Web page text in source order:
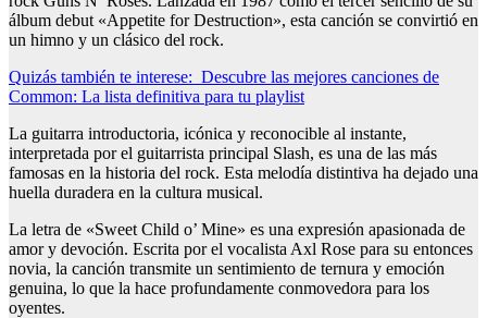
álbum debut «Appetite for Destruction», esta canción se convirtió en
un himno y un clásico del rock.
Quizás también te interese: Descubre las mejores canciones de
Common: La lista definitiva para tu playlist
La guitarra introductoria, icónica y reconocible al instante,
interpretada por el guitarrista principal Slash, es una de las más
famosas en la historia del rock. Esta melodía distintiva ha dejado una
huella duradera en la cultura musical.
La letra de «Sweet Child o’ Mine» es una expresión apasionada de
amor y devoción. Escrita por el vocalista Axl Rose para su entonces
novia, la canción transmite un sentimiento de ternura y emoción
genuina, lo que la hace profundamente conmovedora para los
oyentes.